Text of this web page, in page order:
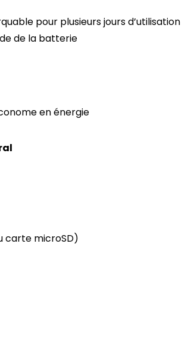
pour plusieurs jours d’utilisation
de la batterie
en énergie
carte microSD)